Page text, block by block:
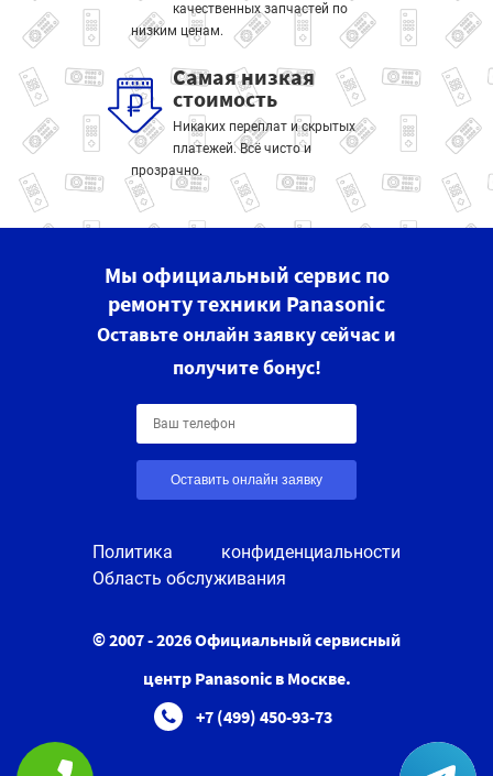
качественных запчастей по
низким ценам.
Самая низкая
стоимость
Никаких переплат и скрытых
платежей. Всё чисто и
прозрачно.
Мы официальный сервис по
ремонту техники Panasonic
Оставьте онлайн заявку сейчас и
получите бонус!
Оставить онлайн заявку
Политика конфиденциальности
Область обслуживания
© 2007 - 2026 Официальный сервисный
центр Panasonic в Москве.
+7 (499) 450-93-73